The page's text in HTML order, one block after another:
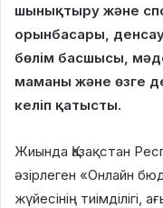
шынықтыру және
орынбасары,
бөлім басшысы,
маманы және өзге
келіп қатысты.
Жиында Қазақстан
әзірлеген «Онлайн
жүйесінің